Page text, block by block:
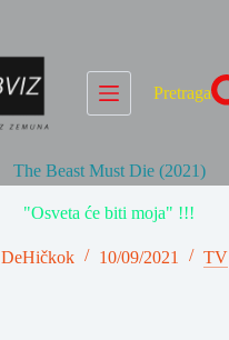
Pretraga
The Beast Must Die (2021)
"Osveta će biti moja" !!!
DeHičkok 10/09/2021 TV